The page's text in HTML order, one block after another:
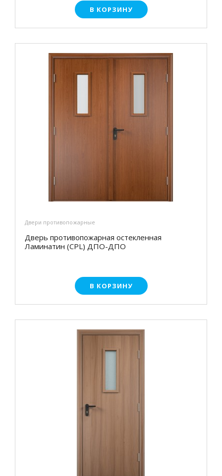
В КОРЗИНУ
Двери противопожарные
Дверь противопожарная остекленная
Ламинатин (CPL) ДПО-ДПО
В КОРЗИНУ